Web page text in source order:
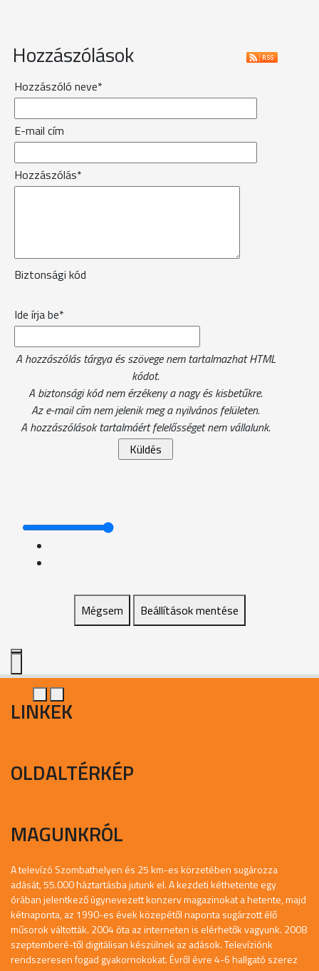
Hozzászólások
Hozzászóló neve*
E-mail cím
Hozzászólás*
Biztonsági kód
Ide írja be*
A hozzászólás tárgya és szövege nem tartalmazhat HTML
kódot.
A biztonsági kód nem érzékeny a nagy és kisbetűkre.
Az e-mail cím nem jelenik meg a nyilvános felületen.
A hozzászólások tartalmáért felelősséget nem vállalunk.
Mégsem Beállítások mentése
LINKEK
OLDALTÉRKÉP
MAGUNKRÓL
A televízó Szombathelyen és 25 km-es körzetében sugározza
adását, 55.000 háztartásba jutunk el. A kezdeti kéthetente egy
órában jelentkező úgynevezett konzerv magazinokat a hetente, majd
kétnaponta, az 1990-es évek közepétől naponta sugárzott élő
műsorok váltották. 2004 óta az interneten is elérhetők vagyunk. 2008
szeptemberé-től digitálisan készülnek az adások. Televíziónk
rendszeresen fogad gyakornokokat. Évről évre 4-6 hallgató szerez